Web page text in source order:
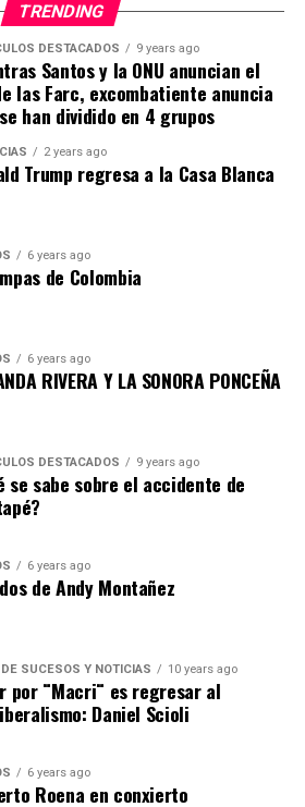
TRENDING
DESTACADOS 9 years ago
Santos y la ONU anuncian el
las Farc, excombatiente anuncia
han dividido en 4 grupos
2 years ago
Trump regresa a la Casa Blanca
6 years ago
de Colombia
6 years ago
RIVERA Y LA SONORA PONCEÑA
DESTACADOS 9 years ago
se sabe sobre el accidente de
6 years ago
de Andy Montañez
DE SUCESOS Y NOTICIAS 10 years ago
por ¨Macri¨ es regresar al
Daniel Scioli
6 years ago
Roena en conxierto